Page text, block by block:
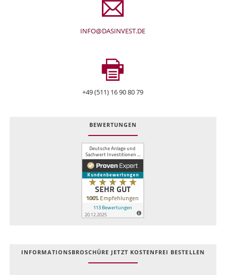
INFO@DASINVEST.DE
+49 (511) 16 90 80 79
BEWERTUNGEN
INFOR­MATIONS­BROSCHÜRE JETZT KOSTEN­FREI BESTELLEN